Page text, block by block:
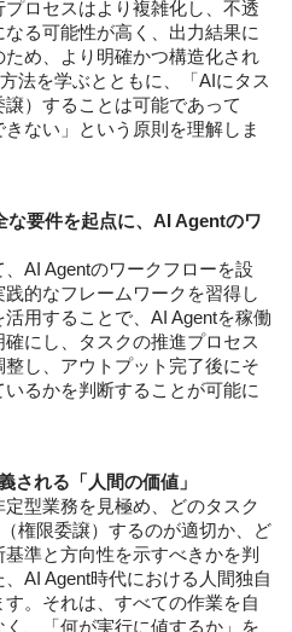
ロセスはより複雑化し、不透
る可能性が高く、出力結果に
め、より明確かつ構造化され
法を学ぶとともに、「AIにタス
）することは可能であって
ない」という原則を理解しま
な要件を起点に、AI Agentのワ
AI Agentのワークフローを設
的なフレームワークを習得し
用することで、AI Agentを稼働
にし、タスクの推進プロセス
し、アウトプット完了後にそ
るかを判断することが可能に
される「人間の価値」
型業務を見極め、どのタスク
権限委譲）するのが適切か、ど
準と方向性を示すべきかを判
AI Agent時代における人間独自
。それは、すべての作業を自
、「何が実行に値するか」を